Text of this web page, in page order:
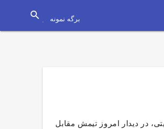
برگه نمونه search
در دیدار امروز تیمش مقابل